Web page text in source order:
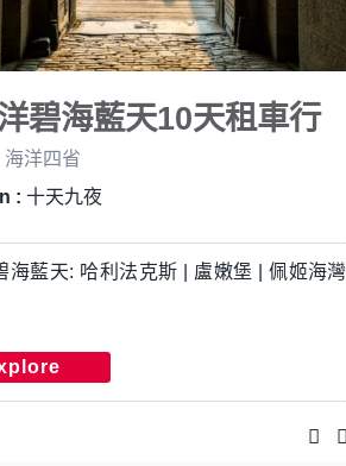
碧海藍天10天租車行
海洋四省
: 十天九夜
海藍天: 哈利法克斯 | 盧嫩堡 | 佩姬海灣